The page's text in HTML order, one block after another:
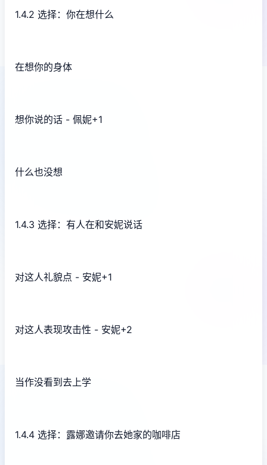
1.4.2 选择：你在想什么
在想你的身体
想你说的话 - 佩妮+1
什么也没想
1.4.3 选择：有人在和安妮说话
对这人礼貌点 - 安妮+1
对这人表现攻击性 - 安妮+2
当作没看到去上学
1.4.4 选择：露娜邀请你去她家的咖啡店